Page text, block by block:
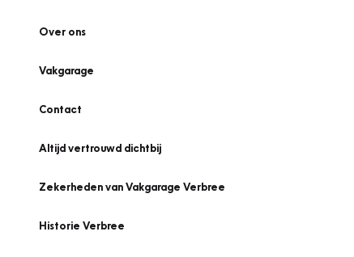
Over ons
Vakgarage
Contact
Altijd vertrouwd dichtbij
Zekerheden van Vakgarage Verbree
Historie Verbree